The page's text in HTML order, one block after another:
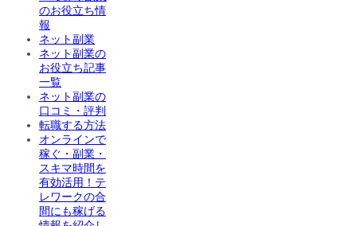
のお役立ち情
報
ネット副業
ネット副業の
お役立ち記事
一覧
ネット副業の
口コミ・評判
転職する方法
オンラインで
稼ぐ・副業・
スキマ時間を
有効活用！テ
レワークの合
間にも稼げる